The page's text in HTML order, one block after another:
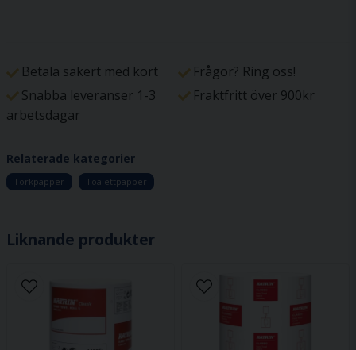
Liknande produkter
Betala säkert med kort
Frågor? Ring oss!
Snabba leveranser 1-3
arbetsdagar
Fraktfritt över 900kr
Relaterade kategorier
Torkpapper Toalettpapper